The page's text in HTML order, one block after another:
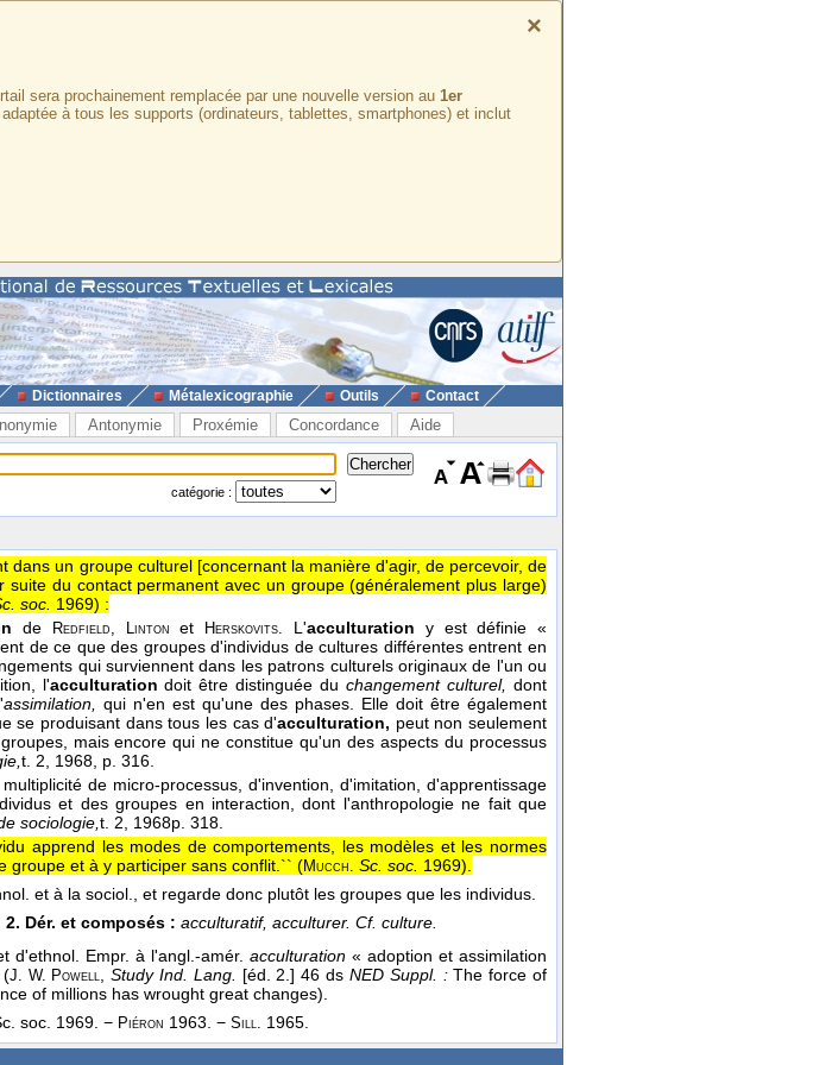
×
sera prochainement remplacée par une nouvelle version au 1er
à tous les supports (ordinateurs, tablettes, smartphones) et inclut
Dictionnaires Métalexicographie Outils Contact
Antonymie Proxémie Concordance Aide
catégorie :
dans un groupe culturel [concernant la manière d'agir, de percevoir, de
suite du contact permanent avec un groupe (généralement plus large)
soc. 1969) :
de Redfield, Linton et Herskovits. L'acculturation y est définie «
de ce que des groupes d'individus de cultures différentes entrent en
qui surviennent dans les patrons culturels originaux de l'un ou
l'acculturation doit être distinguée duchangement culturel, dont
assimilation, qui n'en est qu'une des phases. Elle doit être également
se produisant dans tous les cas d'acculturation, peut non seulement
mais encore qui ne constitue qu'un des aspects du processus
t. 2, 1968, p. 316.
de micro-processus, d'invention, d'imitation, d'apprentissage
et des groupes en interaction, dont l'anthropologie ne fait que
sociologie,t. 2, 1968p. 318.
apprend les modes de comportements, les modèles et les normes
groupe et à y participer sans conflit.`` (Mucch. Sc. soc. 1969).
et à la sociol., et regarde donc plutôt les groupes que les individus.
2. Dér. et composés : acculturatif, acculturer. Cf. culture.
d'ethnol. Empr. à l'angl.-amér. acculturation « adoption et assimilation
(J. W. Powell ,Study Ind. Lang. [éd. 2.] 46 ds NED Suppl. :The force of
of millions has wrought great changes).
soc. 1969. − Piéron 1963. − Sill. 1965.